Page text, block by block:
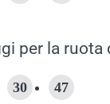
per la ruota
30 47